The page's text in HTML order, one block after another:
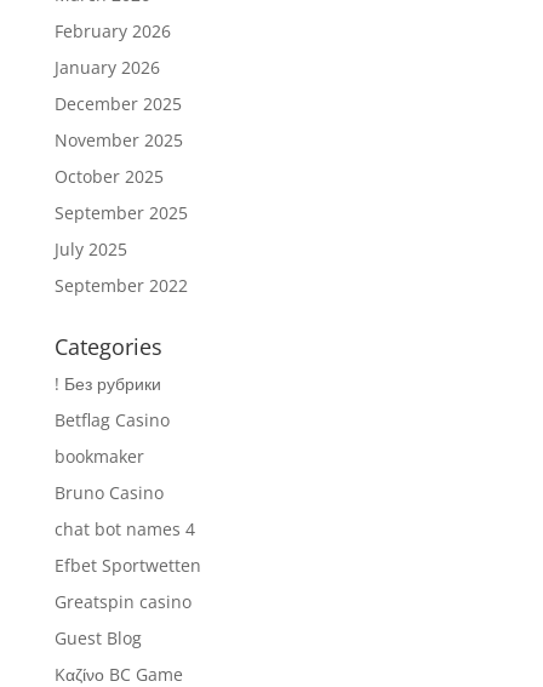
February 2026
January 2026
December 2025
November 2025
October 2025
September 2025
July 2025
September 2022
Categories
! Без рубрики
Betflag Casino
bookmaker
Bruno Casino
chat bot names 4
Efbet Sportwetten
Greatspin casino
Guest Blog
Kαζίνο BC Game